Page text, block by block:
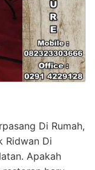
Di Rumah,
Ridwan Di
Apakah